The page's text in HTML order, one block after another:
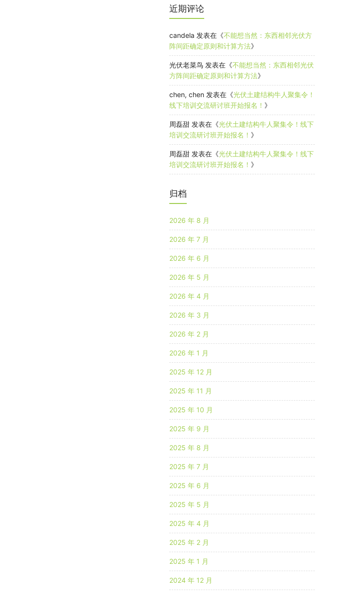
近期评论
candela 发表在《不能想当然：东西相邻光伏方
阵间距确定原则和计算方法》
光伏老菜鸟 发表在《不能想当然：东西相邻光伏
方阵间距确定原则和计算方法》
chen, chen 发表在《光伏土建结构牛人聚集令！
线下培训交流研讨班开始报名！ 》
周磊甜 发表在《光伏土建结构牛人聚集令！线下
培训交流研讨班开始报名！ 》
周磊甜 发表在《光伏土建结构牛人聚集令！线下
培训交流研讨班开始报名！ 》
归档
2026 年 8 月
2026 年 7 月
2026 年 6 月
2026 年 5 月
2026 年 4 月
2026 年 3 月
2026 年 2 月
2026 年 1 月
2025 年 12 月
2025 年 11 月
2025 年 10 月
2025 年 9 月
2025 年 8 月
2025 年 7 月
2025 年 6 月
2025 年 5 月
2025 年 4 月
2025 年 2 月
2025 年 1 月
2024 年 12 月